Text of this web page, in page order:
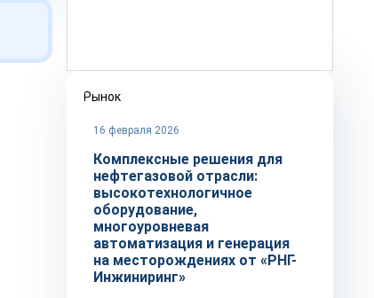
Рынок
16 февраля 2026
Комплексные решения для
нефтегазовой отрасли:
высокотехнологичное
оборудование,
многоуровневая
автоматизация и генерация
на месторождениях от «РНГ-
Инжиниринг»